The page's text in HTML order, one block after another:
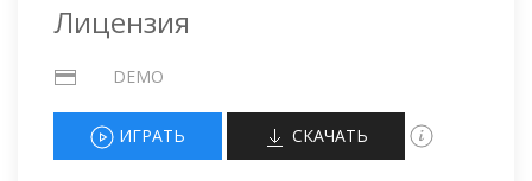
Лицензия
DEMO
ИГРАТЬ СКАЧАТЬ